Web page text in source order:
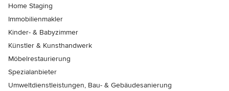
Home Staging
Immobilienmakler
Kinder- & Babyzimmer
Künstler & Kunsthandwerk
Möbelrestaurierung
Spezialanbieter
Umweltdienstleistungen, Bau- & Gebäudesanierung